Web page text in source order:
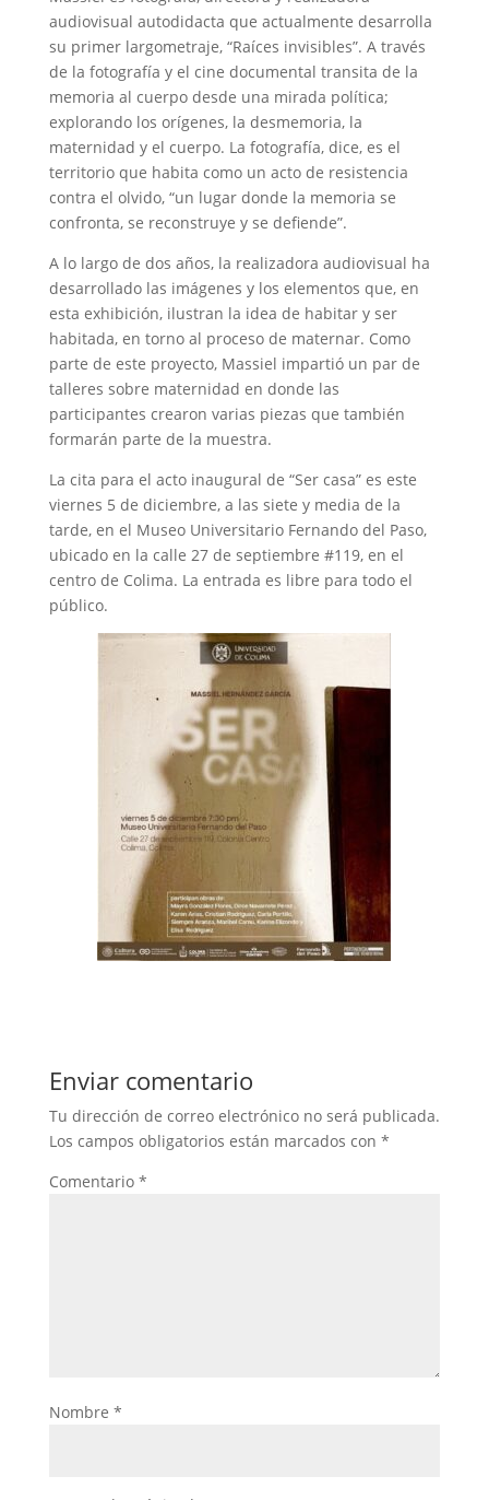
audiovisual autodidacta que actualmente desarrolla
su primer largometraje, “Raíces invisibles”. A través
de la fotografía y el cine documental transita de la
memoria al cuerpo desde una mirada política;
explorando los orígenes, la desmemoria, la
maternidad y el cuerpo. La fotografía, dice, es el
territorio que habita como un acto de resistencia
contra el olvido, “un lugar donde la memoria se
confronta, se reconstruye y se defiende”.
A lo largo de dos años, la realizadora audiovisual ha
desarrollado las imágenes y los elementos que, en
esta exhibición, ilustran la idea de habitar y ser
habitada, en torno al proceso de maternar. Como
parte de este proyecto, Massiel impartió un par de
talleres sobre maternidad en donde las
participantes crearon varias piezas que también
formarán parte de la muestra.
La cita para el acto inaugural de “Ser casa” es este
viernes 5 de diciembre, a las siete y media de la
tarde, en el Museo Universitario Fernando del Paso,
ubicado en la calle 27 de septiembre #119, en el
centro de Colima. La entrada es libre para todo el
público.
Enviar comentario
Tu dirección de correo electrónico no será publicada.
Los campos obligatorios están marcados con *
Comentario *
Nombre *